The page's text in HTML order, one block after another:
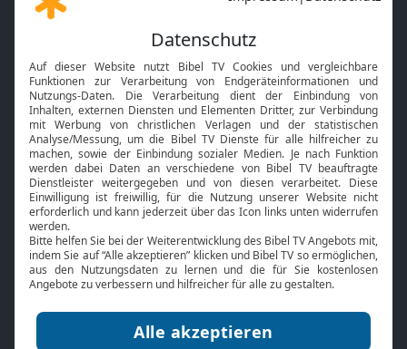
Gott und Bibel erklärt
Neuigkeiten
Mobile App
Smart TV
HbbTV
Bibelthek Online-Bibel
Nächster Gottesdienst
Bibel TV
Über uns
Jobs
Mediadaten
Service
Kontakt
TV-Empfang